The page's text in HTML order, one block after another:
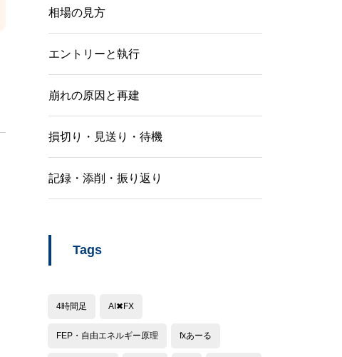
相場の見方
エントリーと執行
崩れの原因と再建
損切り・見送り・待機
記録・添削・振り返り
Tags
4時間足 AI✖︎FX
FEP・自由エネルギー原理 fxあーる